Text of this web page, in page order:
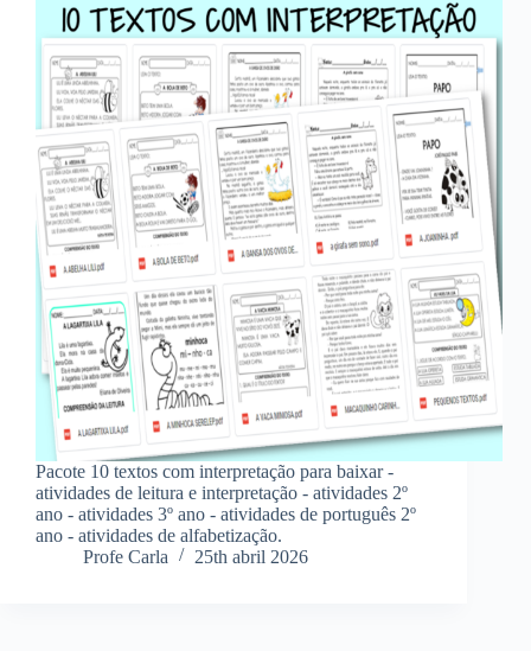
Pacote 10 textos com interpretação para baixar -
atividades de leitura e interpretação - atividades 2º
ano - atividades 3º ano - atividades de português 2º
ano - atividades de alfabetização.
Profe Carla
25th abril 2026